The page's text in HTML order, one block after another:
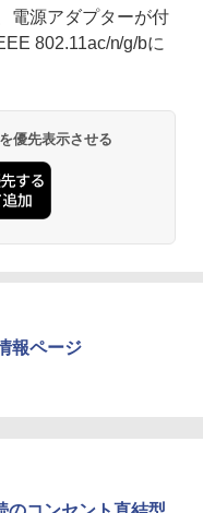
電源アダプターが付
802.11ac/n/g/bに
優先表示させる
報ページ